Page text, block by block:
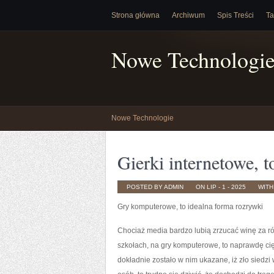
Strona główna Archiwum Spis Treści
Nowe
Nowe Technologie
Gierki internetowe,
POSTED BY ADMIN ON LIP - 1 - 2025 WITH
Gry komputerowe, to idealna forma rozrywki
Chociaż media bardzo lubią zrzucać winę za
szkołach, na gry komputerowe, to naprawdę
dokładnie zostało w nim ukazane, iż zło